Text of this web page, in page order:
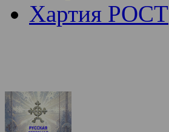
Хартия РОСТ